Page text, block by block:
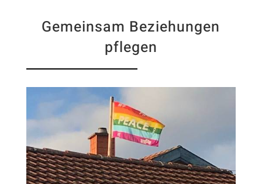
Gemeinsam Beziehungen
pflegen